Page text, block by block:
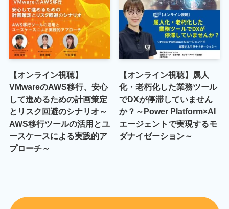
【オンライン視聴】
VMwareのAWS移行、安心
して進めるための計画策定
とリスク回避のシナリオ～
AWS移行ツールの活用とユ
ースケースによる実践的ア
プローチ～
【オンライン視聴】属人
化・老朽化した業務ツール
でDXが停滞していません
か？～Power Platform×AI
エージェントで実現するモ
ダナイゼーション～